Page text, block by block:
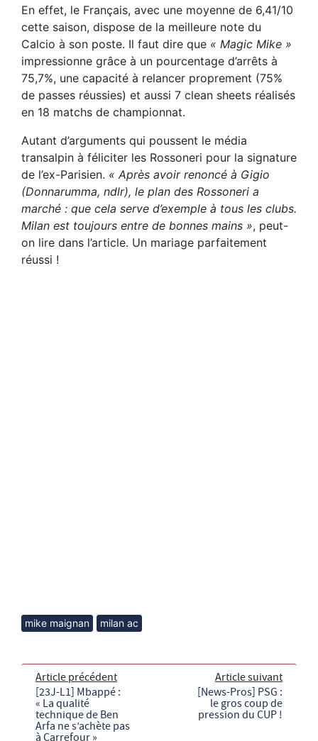
En effet, le Français, avec une moyenne de 6,41/10
cette saison, dispose de la meilleure note du
Calcio à son poste. Il faut dire que « Magic Mike »
impressionne grâce à un pourcentage d’arrêts à
75,7%, une capacité à relancer proprement (75%
de passes réussies) et aussi 7 clean sheets réalisés
en 18 matchs de championnat.
Autant d’arguments qui poussent le média
transalpin à féliciter les Rossoneri pour la signature
de l’ex-Parisien. « Après avoir renoncé à Gigio
(Donnarumma, ndlr), le plan des Rossoneri a
marché : que cela serve d’exemple à tous les clubs.
Milan est toujours entre de bonnes mains », peut-
on lire dans l’article. Un mariage parfaitement
réussi !
mike maignan milan ac
Article précédent
[23J-L1] Mbappé :
« La qualité
technique de Ben
Arfa ne s’achète pas
à Carrefour »
Article suivant
[News-Pros] PSG :
le gros coup de
pression du CUP !